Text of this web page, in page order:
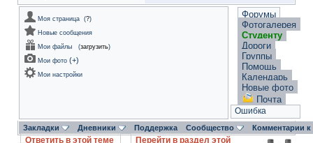
Моя страница (?)
Новые сообщения
Мои файлы
(загрузить)
Мои фото (+)
Мои настройки
Форумы
Фотогалерея
Студенту
Дороги
Группы
Помощь
Календарь
Новые фото
Почта
Ошибка
Закладки Дневники Поддержка Сообщество Комментарии
Ответить в этой теме
Перейти в раздел этой